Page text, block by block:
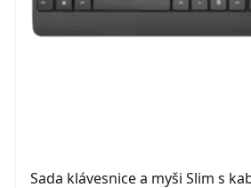
Sada klávesnice a myši Slim s